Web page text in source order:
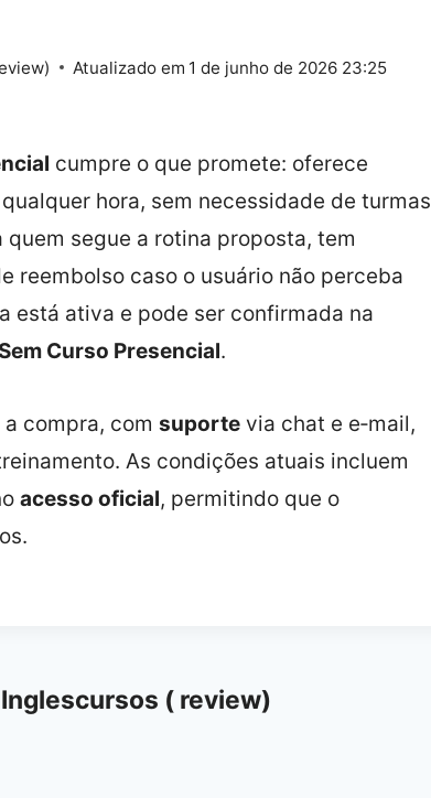
Atualizado em 1 de junho de 2026 23:25
cumpre o que promete: oferece
hora, sem necessidade de turmas
segue a rotina proposta, tem
reembolso caso o usuário não perceba
está ativa e pode ser confirmada na
Curso Presencial.
compra, com suportevia chat e e‑mail,
As condições atuais incluem
acesso oficial, permitindo que o
( review)